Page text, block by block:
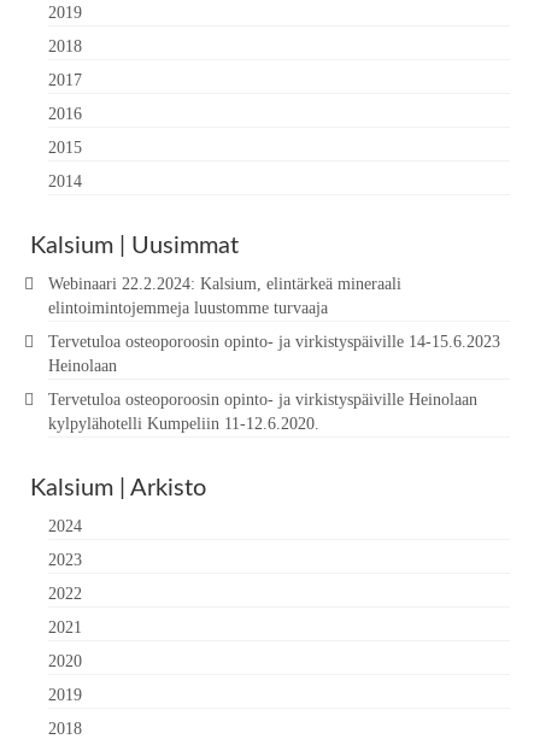
2019
2018
2017
2016
2015
2014
Kalsium | Uusimmat
Webinaari 22.2.2024: Kalsium, elintärkeä mineraali
elintoimintojemmeja luustomme turvaaja
Tervetuloa osteoporoosin opinto- ja virkistyspäiville 14-15.6.2023
Heinolaan
Tervetuloa osteoporoosin opinto- ja virkistyspäiville Heinolaan
kylpylähotelli Kumpeliin 11-12.6.2020.
Kalsium | Arkisto
2024
2023
2022
2021
2020
2019
2018